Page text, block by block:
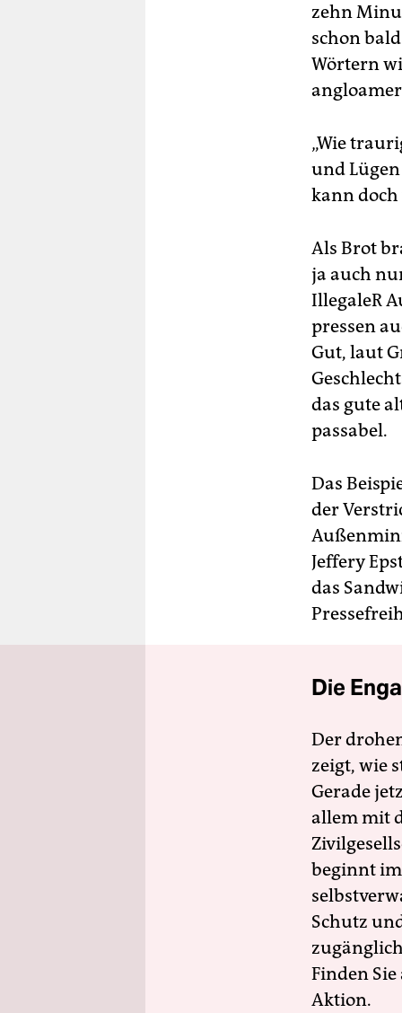
zehn
schon
Wörtern
„Wie
und
kann doch
Als Brot
ja auch
IllegaleR
pressen
Gut, laut
das gute
passabel.
Das
der
Jeffery
das
Die
Der
zeigt, wie
Gerade
allem mit
beginnt
Schutz
Finden
Aktion.